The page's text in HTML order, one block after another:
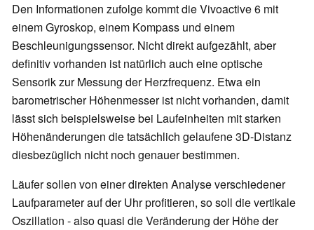
Den Informationen zufolge kommt die Vivoactive 6 mit
einem Gyroskop, einem Kompass und einem
Beschleunigungssensor. Nicht direkt aufgezählt, aber
definitiv vorhanden ist natürlich auch eine optische
Sensorik zur Messung der Herzfrequenz. Etwa ein
barometrischer Höhenmesser ist nicht vorhanden, damit
lässt sich beispielsweise bei Laufeinheiten mit starken
Höhenänderungen die tatsächlich gelaufene 3D-Distanz
diesbezüglich nicht noch genauer bestimmen.
Läufer sollen von einer direkten Analyse verschiedener
Laufparameter auf der Uhr profitieren, so soll die vertikale
Oszillation - also quasi die Veränderung der Höhe der